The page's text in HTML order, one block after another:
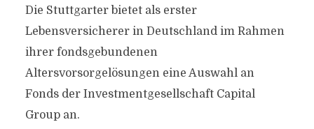
Die Stuttgarter bietet als erster
Lebensversicherer in Deutschland im Rahmen
ihrer fondsgebundenen
Altersvorsorgelösungen eine Auswahl an
Fonds der Investmentgesellschaft Capital
Group an.